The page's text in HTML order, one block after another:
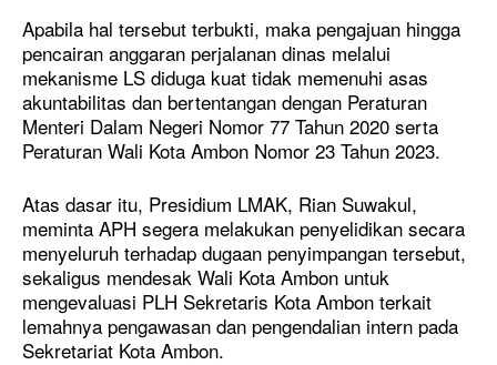
Baca Juga: Makna Londo Ireng Menurut Sutan
Nasomal
Baca Juga: Penggerebekan Narkoba di Katingan
Diwarnai Perlawanan
Apabila hal tersebut terbukti, maka pengajuan hingga
pencairan anggaran perjalanan dinas melalui
mekanisme LS diduga kuat tidak memenuhi asas
akuntabilitas dan bertentangan dengan Peraturan
Menteri Dalam Negeri Nomor 77 Tahun 2020 serta
Peraturan Wali Kota Ambon Nomor 23 Tahun 2023.
Atas dasar itu, Presidium LMAK, Rian Suwakul,
meminta APH segera melakukan penyelidikan secara
menyeluruh terhadap dugaan penyimpangan tersebut,
sekaligus mendesak Wali Kota Ambon untuk
mengevaluasi PLH Sekretaris Kota Ambon terkait
lemahnya pengawasan dan pengendalian intern pada
Sekretariat Kota Ambon.